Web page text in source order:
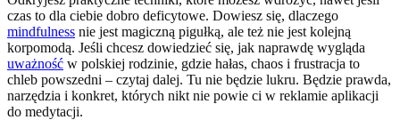
czas to dla ciebie dobro deficytowe. Dowiesz się, dlaczego
mindfulness nie jest magiczną pigułką, ale też nie jest kolejną
korpomodą. Jeśli chcesz dowiedzieć się, jak naprawdę wygląda
uważność w polskiej rodzinie, gdzie hałas, chaos i frustracja to
chleb powszedni – czytaj dalej. Tu nie będzie lukru. Będzie prawda,
narzędzia i konkret, których nikt nie powie ci w reklamie aplikacji
do medytacji.